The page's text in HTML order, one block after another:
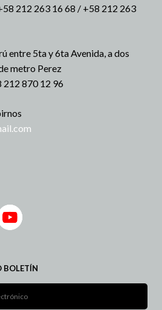
212 263 16 68 / +58 212 263
entre 5ta y 6ta Avenida, a dos
metro Perez
212 870 12 96
BOLETÍN